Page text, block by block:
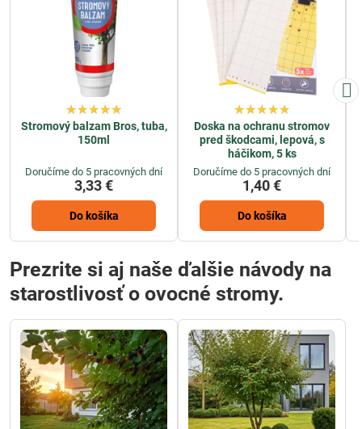
Stromový balzam Bros, tuba,
150ml
Doručíme do 5 pracovných dní
3,33 €
Do košíka
Doska na ochranu stromov
pred škodcami, lepová, s
háčikom, 5 ks
Doručíme do 5 pracovných dní
1,40 €
Do košíka
Prezrite si aj naše ďalšie návody na
starostlivosť o ovocné stromy.